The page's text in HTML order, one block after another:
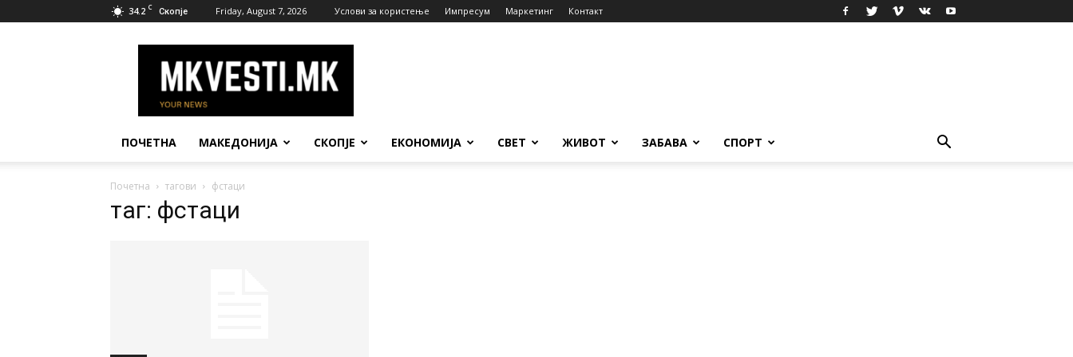
34.2 C Скопје Friday, August 7, 2026 Услови за користење Импресум Маркетинг Контакт
Вести
ПОЧЕТНА МАКЕДОНИЈА СКОПЈЕ ЕКОНОМИЈА СВЕТ ЖИВОТ ЗАБАВА СПОРТ
Почетна тагови фстаци
таг: фстаци